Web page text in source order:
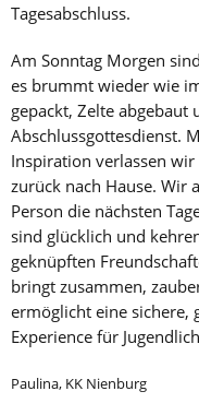
Tagesabschluss.
Am Sonntag Morgen
es brummt wieder wie
gepackt, Zelte abgebaut
Abschlussgottesdienst.
Inspiration verlassen
zurück nach Hause. Wir
Person die nächsten
sind glücklich und
geknüpften
bringt zusammen,
ermöglicht eine sichere,
Experience für
Paulina, KK Nienburg